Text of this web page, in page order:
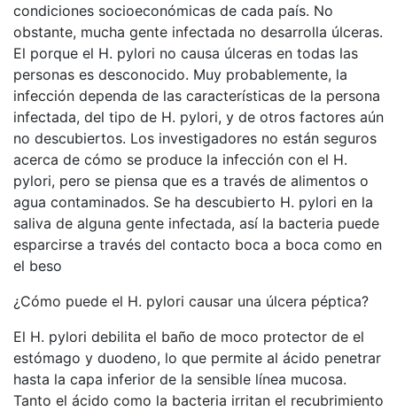
condiciones socioeconómicas de cada país. No
obstante, mucha gente infectada no desarrolla úlceras.
El porque el H. pylori no causa úlceras en todas las
personas es desconocido. Muy probablemente, la
infección dependa de las características de la persona
infectada, del tipo de H. pylori, y de otros factores aún
no descubiertos. Los investigadores no están seguros
acerca de cómo se produce la infección con el H.
pylori, pero se piensa que es a través de alimentos o
agua contaminados. Se ha descubierto H. pylori en la
saliva de alguna gente infectada, así la bacteria puede
esparcirse a través del contacto boca a boca como en
el beso
¿Cómo puede el H. pylori causar una úlcera péptica?
El H. pylori debilita el baño de moco protector de el
estómago y duodeno, lo que permite al ácido penetrar
hasta la capa inferior de la sensible línea mucosa.
Tanto el ácido como la bacteria irritan el recubrimiento